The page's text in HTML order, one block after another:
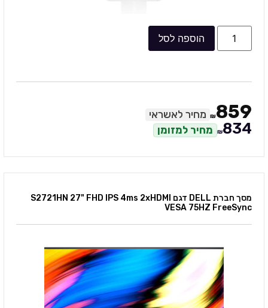
הוספה לסל
₪859 מחיר לאשראי
₪834 מחיר למזומן
מסך חברת DELL דגם S2721HN 27" FHD IPS 4ms 2xHDMI
VESA 75HZ FreeSync